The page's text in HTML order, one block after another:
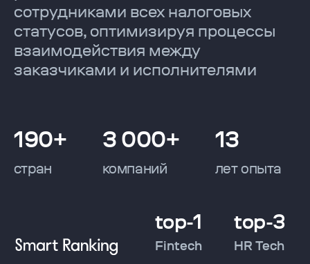
сотрудниками всех налоговых
статусов, оптимизируя процессы
взаимодействия между
заказчиками и исполнителями
190+
стран
3 000+
компаний
13
лет опыта
top-1
Fintech
top-3
HR Tech